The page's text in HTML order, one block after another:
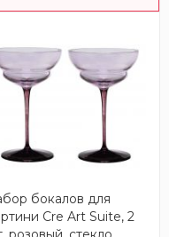
бокалов для
Cre Art Suite, 2